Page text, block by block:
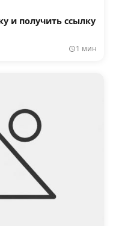
и получить ссылку
1 мин